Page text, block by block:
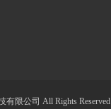
有限公司 All Rights Reserved